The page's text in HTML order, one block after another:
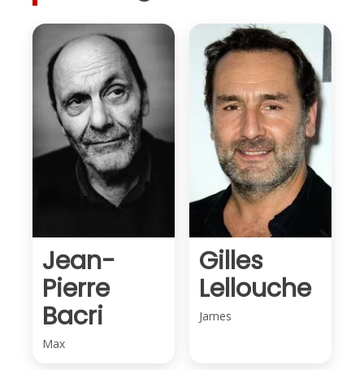
Jean-
Pierre
Bacri
Max
Gilles
Lellouche
James